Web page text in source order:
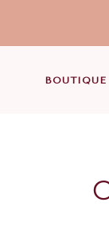
BOUTIQUE